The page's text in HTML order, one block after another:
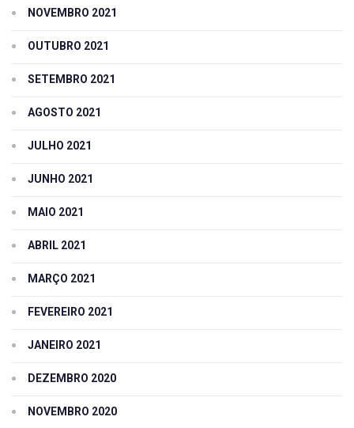
NOVEMBRO 2021
OUTUBRO 2021
SETEMBRO 2021
AGOSTO 2021
JULHO 2021
JUNHO 2021
MAIO 2021
ABRIL 2021
MARÇO 2021
FEVEREIRO 2021
JANEIRO 2021
DEZEMBRO 2020
NOVEMBRO 2020